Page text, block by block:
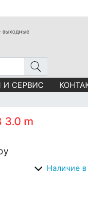
выходные
И СЕРВИС
3.0 m
Наличие в